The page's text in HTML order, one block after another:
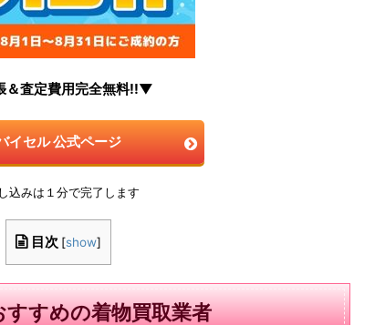
査定費用完全無料!!▼
イセル 公式ページ
込みは１分で完了します
目次 [show]
すすめの着物買取業者